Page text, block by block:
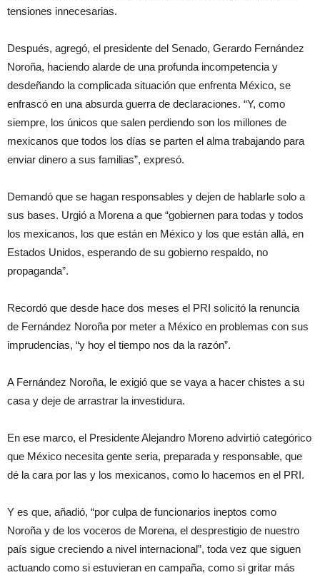
tensiones innecesarias.
Después, agregó, el presidente del Senado, Gerardo Fernández
Noroña, haciendo alarde de una profunda incompetencia y
desdeñando la complicada situación que enfrenta México, se
enfrascó en una absurda guerra de declaraciones. “Y, como
siempre, los únicos que salen perdiendo son los millones de
mexicanos que todos los días se parten el alma trabajando para
enviar dinero a sus familias”, expresó.
Demandó que se hagan responsables y dejen de hablarle solo a
sus bases. Urgió a Morena a que “gobiernen para todas y todos
los mexicanos, los que están en México y los que están allá, en
Estados Unidos, esperando de su gobierno respaldo, no
propaganda”.
Recordó que desde hace dos meses el PRI solicitó la renuncia
de Fernández Noroña por meter a México en problemas con sus
imprudencias, “y hoy el tiempo nos da la razón”.
A Fernández Noroña, le exigió que se vaya a hacer chistes a su
casa y deje de arrastrar la investidura.
En ese marco, el Presidente Alejandro Moreno advirtió categórico
que México necesita gente seria, preparada y responsable, que
dé la cara por las y los mexicanos, como lo hacemos en el PRI.
Y es que, añadió, “por culpa de funcionarios ineptos como
Noroña y de los voceros de Morena, el desprestigio de nuestro
país sigue creciendo a nivel internacional”, toda vez que siguen
actuando como si estuvieran en campaña, como si gritar más